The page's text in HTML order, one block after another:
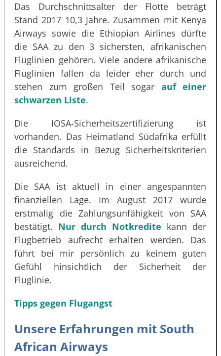
Das Durchschnittsalter der Flotte beträgt
Stand 2017 10,3 Jahre. Zusammen mit Kenya
Airways sowie die Ethiopian Airlines dürfte
die SAA zu den 3 sichersten, afrikanischen
Fluglinien gehören. Viele andere afrikanische
Fluglinien fallen da leider eher durch und
stehen zum großen Teil sogar auf einer
schwarzen Liste.
Die IOSA-Sicherheitszertifizierung ist
vorhanden. Das Heimatland Südafrika erfüllt
die Standards in Bezug Sicherheitskriterien
ausreichend.
Die SAA ist aktuell in einer angespannten
finanziellen Lage. Im August 2017 wurde
erstmalig die Zahlungsunfähigkeit von SAA
bestätigt. Nur durch Notkredite kann der
Flugbetrieb aufrecht erhalten werden. Das
führt bei mir persönlich zu keinem guten
Gefühl hinsichtlich der Sicherheit der
Fluglinie.
Tipps gegen Flugangst
Unsere Erfahrungen mit South
African Airways